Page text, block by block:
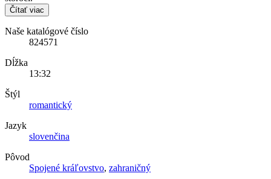
Čítať viac
Naše katalógové číslo
824571
Dĺžka
13:32
Štýl
romantický
Jazyk
slovenčina
Pôvod
Spojené kráľovstvo, zahraničný